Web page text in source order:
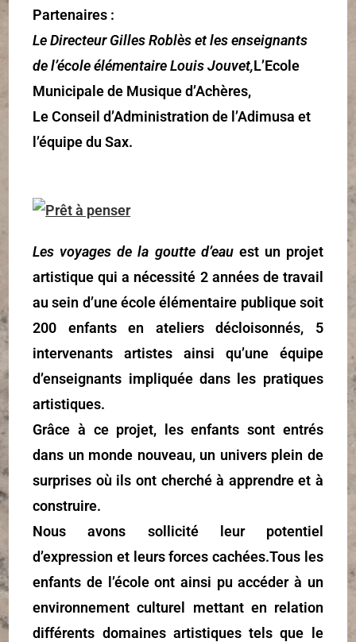
Partenaires :
Le Directeur Gilles Roblès et les enseignants
de l’école élémentaire Louis Jouvet,L’Ecole
Municipale de Musique d’Achères,
Le Conseil d’Administration de l’Adimusa et
l’équipe du Sax.
Les voyages de la goutte d’eauest un projet
artistique qui a nécessité 2 années de travail
au sein d’une école élémentaire publique soit
200 enfants en ateliers décloisonnés, 5
intervenants artistes ainsi qu’une équipe
d’enseignants impliquée dans les pratiques
artistiques.
Grâce à ce projet, les enfants sont entrés
dans un monde nouveau, un univers plein de
surprises où ils ont cherché à apprendre et à
construire.
Nous avons sollicité leur potentiel
d’expression et leurs forces cachées.Tous les
enfants de l’école ont ainsi pu accéder à un
environnement culturel mettant en relation
différents domaines artistiques tels que le